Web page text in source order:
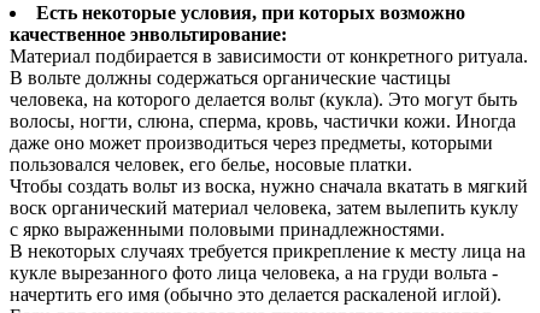
Есть некоторые условия, при которых возможно
качественное энвольтирование:
Материал подбирается в зависимости от конкретного ритуала.
В вольте должны содержаться органические частицы
человека, на которого делается вольт (кукла). Это могут быть
волосы, ногти, слюна, сперма, кровь, частички кожи. Иногда
даже оно может производиться через предметы, которыми
пользовался человек, его белье, носовые платки.
Чтобы создать вольт из воска, нужно сначала вкатать в мягкий
воск органический материал человека, затем вылепить куклу
с ярко выраженными половыми принадлежностями.
В некоторых случаях требуется прикрепление к месту лица на
кукле вырезанного фото лица человека, а на груди вольта -
начертить его имя (обычно это делается раскаленой иглой).